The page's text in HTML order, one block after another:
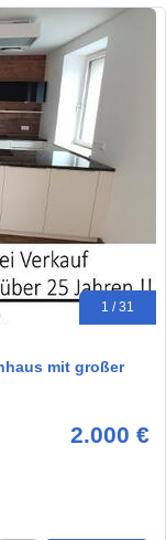
1 / 31
mit großer
2.000 €